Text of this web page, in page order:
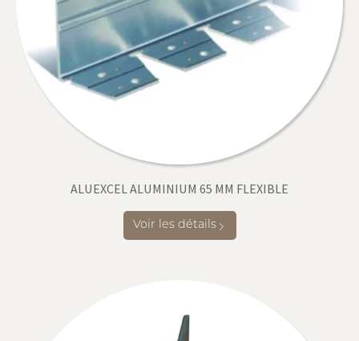
ALUEXCEL ALUMINIUM 65 MM FLEXIBLE
Voir les détails